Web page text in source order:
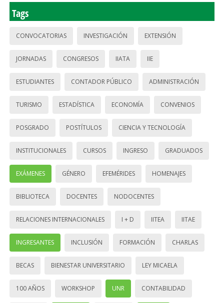
Tags
CONVOCATORIAS INVESTIGACIÓN EXTENSIÓN
JORNADAS CONGRESOS IIATA IIE
ESTUDIANTES CONTADOR PÚBLICO ADMINISTRACIÓN
TURISMO ESTADÍSTICA ECONOMÍA CONVENIOS
POSGRADO POSTÍTULOS CIENCIA Y TECNOLOGÍA
INSTITUCIONALES CURSOS INGRESO GRADUADOS
EXÁMENES GÉNERO EFEMÉRIDES HOMENAJES
BIBLIOTECA DOCENTES NODOCENTES
RELACIONES INTERNACIONALES I + D IITEA IITAE
INGRESANTES INCLUSIÓN FORMACIÓN CHARLAS
BECAS BIENESTAR UNIVERSITARIO LEY MICAELA
100 AÑOS WORKSHOP UNR CONTABILIDAD